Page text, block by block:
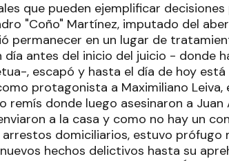
que pueden ejemplificar
"Coño" Martínez, imputado del
permanecer en un lugar de
día antes del inicio del juicio - donde
, escapó y hasta el día de hoy
protagonista a Maximiliano Leiva,
remís donde luego asesinaron a
a la casa y como no hay un
domiciliarios, estuvo prófugo
hechos delictivos hasta su